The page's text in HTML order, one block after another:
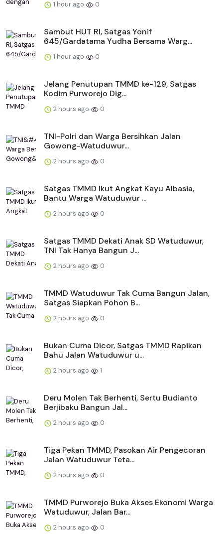
1 hour ago 0
Sambut HUT RI, Satgas Yonif
645/Gardatama Yudha Bersama Warg...
1 hour ago 0
Jelang Penutupan TMMD ke-129, Satgas
Kodim Purworejo Dig...
2 hours ago 0
TNI-Polri dan Warga Bersihkan Jalan
Gowong-Watuduwur...
2 hours ago 0
Satgas TMMD Ikut Angkat Kayu Albasia,
Bantu Warga Watuduwur ...
2 hours ago 0
Satgas TMMD Dekati Anak SD Watuduwur,
TNI Tak Hanya Bangun J...
2 hours ago 0
TMMD Watuduwur Tak Cuma Bangun Jalan,
Satgas Siapkan Pohon B...
2 hours ago 0
Bukan Cuma Dicor, Satgas TMMD Rapikan
Bahu Jalan Watuduwur u...
2 hours ago 1
Deru Molen Tak Berhenti, Sertu Budianto
Berjibaku Bangun Jal...
2 hours ago 0
Tiga Pekan TMMD, Pasokan Air Pengecoran
Jalan Watuduwur Teta...
2 hours ago 0
TMMD Purworejo Buka Akses Ekonomi Warga
Watuduwur, Jalan Bar...
2 hours ago 0